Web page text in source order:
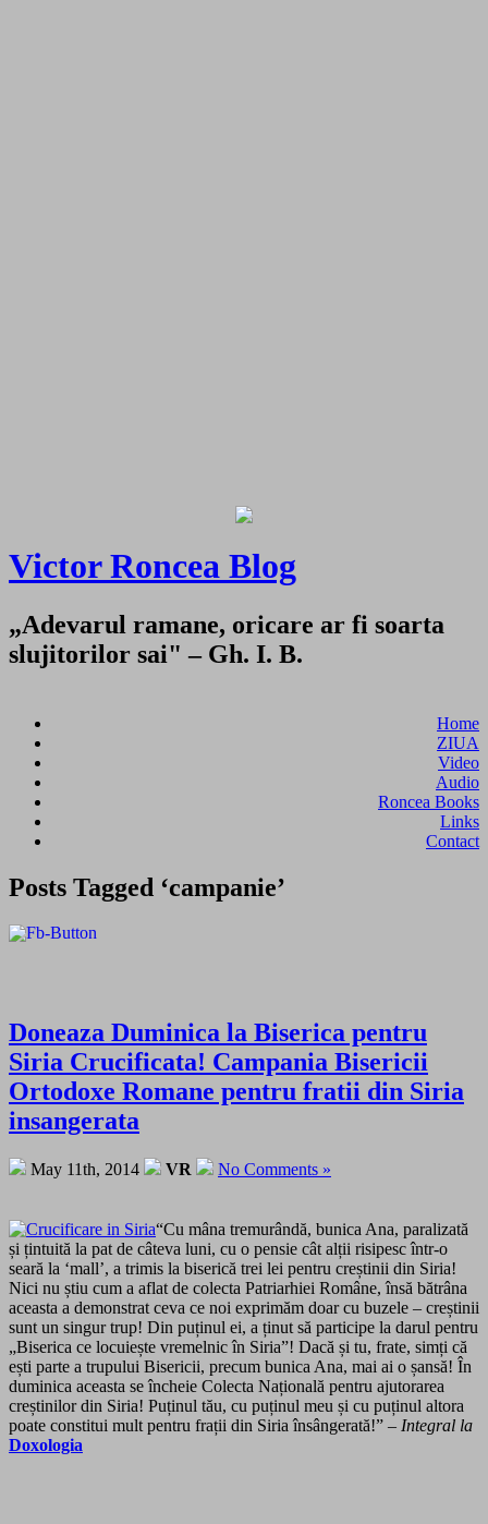
Victor Roncea Blog
„Adevarul ramane, oricare ar fi soarta
slujitorilor sai" – Gh. I. B.
Home
ZIUA
Video
Audio
Roncea Books
Links
Contact
Posts Tagged ‘campanie’
Doneaza Duminica la Biserica pentru
Siria Crucificata! Campania Bisericii
Ortodoxe Romane pentru fratii din Siria
insangerata
May 11th, 2014 VR No Comments »
“Cu mâna tremurândă, bunica Ana, paralizată
și țintuită la pat de câteva luni, cu o pensie cât alții risipesc într-o
seară la ‘mall’, a trimis la biserică trei lei pentru creștinii din Siria!
Nici nu știu cum a aflat de colecta Patriarhiei Române, însă bătrâna
aceasta a demonstrat ceva ce noi exprimăm doar cu buzele – creștinii
sunt un singur trup! Din puținul ei, a ținut să participe la darul pentru
„Biserica ce locuiește vremelnic în Siria”! Dacă și tu, frate, simți că
ești parte a trupului Bisericii, precum bunica Ana, mai ai o șansă! În
duminica aceasta se încheie Colecta Națională pentru ajutorarea
creștinilor din Siria! Puținul tău, cu puținul meu și cu puținul altora
poate constitui mult pentru frații din Siria însângerată!” – Integral la
Doxologia